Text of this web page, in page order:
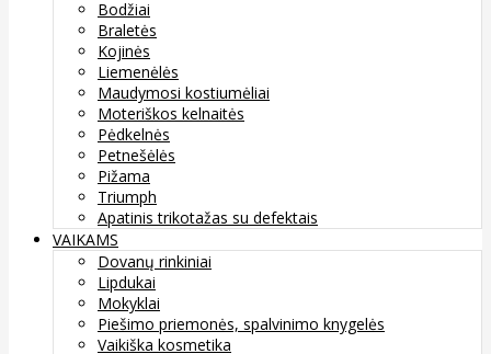
Bodžiai
Braletės
Kojinės
Liemenėlės
Maudymosi kostiumėliai
Moteriškos kelnaitės
Pėdkelnės
Petnešėlės
Pižama
Triumph
Apatinis trikotažas su defektais
VAIKAMS
Dovanų rinkiniai
Lipdukai
Mokyklai
Piešimo priemonės, spalvinimo knygelės
Vaikiška kosmetika